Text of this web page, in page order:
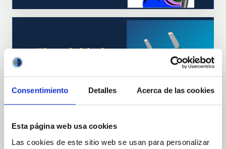
Consentimiento Detalles Acerca de las cookies
Esta página web usa cookies
Las cookies de este sitio web se usan para personalizar